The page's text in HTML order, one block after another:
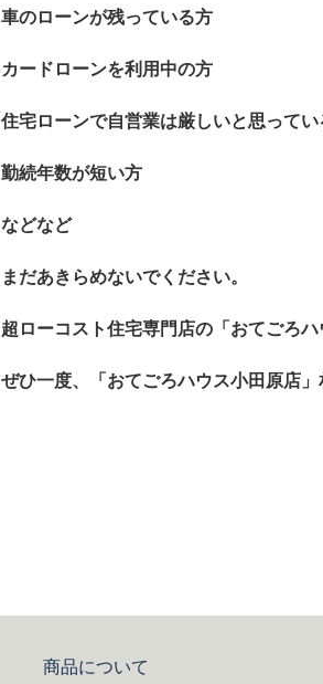
車のローンが残っている方
カードローンを利用中の方
住宅ローンで自営業は厳しいと思ってい
勤続年数が短い方
などなど
まだあきらめないでください。
超ローコスト住宅専門店の「おてごろ
ぜひ一度、「おてごろハウス小田原店」
商品について